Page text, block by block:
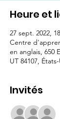
Heure et
27 sept. 2022,
Centre
en anglais, 650
UT 84107,
Invités